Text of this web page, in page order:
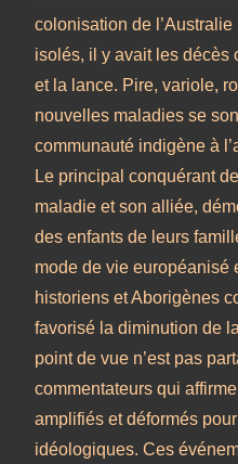
colonisation de
isolés, il y avait les décès
et la lance. Pire, variole,
nouvelles maladies se
communauté indigène à
Le principal conquérant
maladie et son alliée,
des enfants de leurs
mode de vie européanisé
historiens et Aborigènes
favorisé la diminution de
point de vue n’est pas
commentateurs qui
amplifiés et déformés
idéologiques. Ces